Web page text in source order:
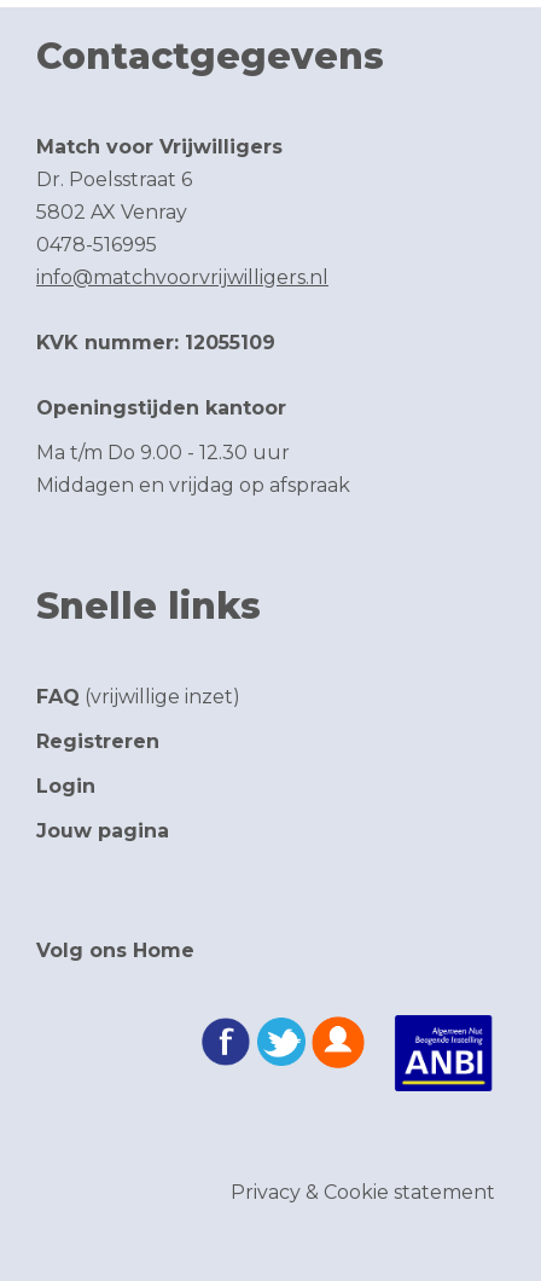
Contactgegevens
Match voor Vrijwilligers
Dr. Poelsstraat 6
5802 AX Venray
0478-516995
info@matchvoorvrijwilligers.nl
KVK nummer: 12055109
Openingstijden kantoor
Ma t/m Do 9.00 - 12.30 uur
Middagen en vrijdag op afspraak
Snelle links
FAQ (vrijwillige inzet)
Registreren
Login
Jouw pagina
Volg ons Home
Privacy & Cookie statement